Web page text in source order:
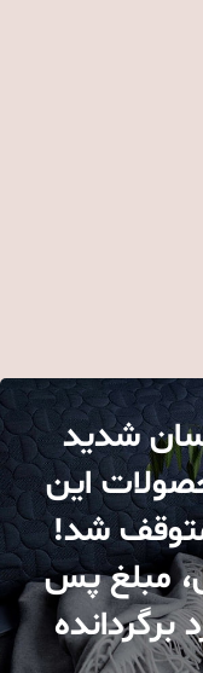
شدید
این
متوقف شد!
مبلغ پس
برگردانده